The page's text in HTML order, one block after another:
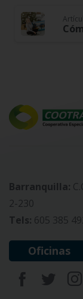
Reading
Barranquilla:
2-230
Tels: 605 385
Oficinas